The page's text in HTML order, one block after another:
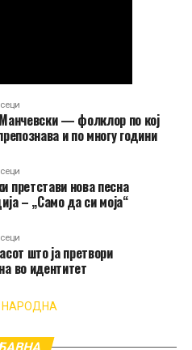
— фолклор по кој
и по многу години
претстави нова песна
– „Само да си моја“
што ја претвори
во идентитет
НАРОДНА